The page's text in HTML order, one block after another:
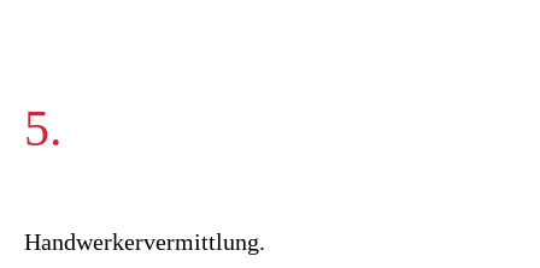
5.
Handwerkervermittlung.